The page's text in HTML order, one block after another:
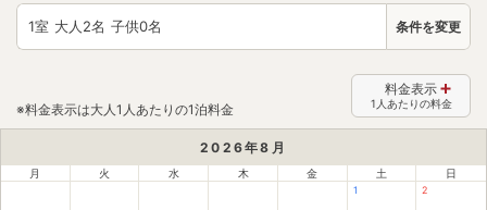
1室 大人 2名 子供0名 条件を変更
※料金表示は大人1人あたりの1泊料金
料金表示
1人あたりの料金
2026年8 月
月 火 水 木 金 土 日
1 2